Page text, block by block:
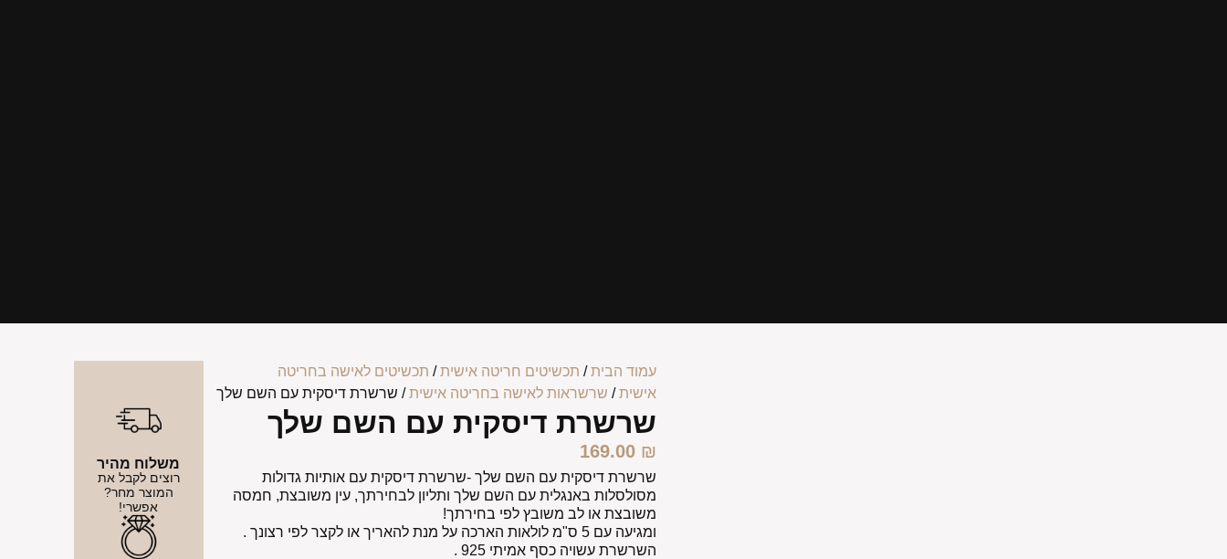
עמוד הבית/ תכשיטים חריטה אישית/ תכשיטים לאישה בחריטה
אישית/ שרשראות לאישה בחריטה אישית/ שרשרת דיסקית עם השם שלך
שרשרת דיסקית עם השם שלך
169.00 ₪
שרשרת דיסקית עם השם שלך -שרשרת דיסקית עם אותיות גדולות
מסולסלות באנגלית עם השם שלך ותליון לבחירתך, עין משובצת, חמסה
משובצת או לב משובץ לפי בחירתך!
ומגיעה עם 5 ס"מ לולאות הארכה על מנת להאריך או לקצר לפי רצונך .
השרשרת עשויה כסף אמיתי 925 .
משלוח מהיר
רוצים לקבל את
המוצר מחר?
אפשרי!